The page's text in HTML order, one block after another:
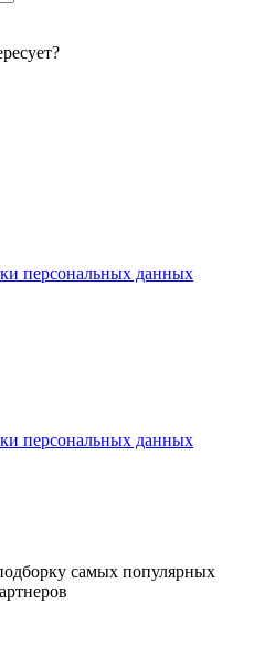
персональных данных
персональных данных
самых популярных